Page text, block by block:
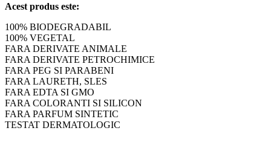
Acest produs este:
100% BIODEGRADABIL
100% VEGETAL
FARA DERIVATE ANIMALE
FARA DERIVATE PETROCHIMICE
FARA PEG SI PARABENI
FARA LAURETH, SLES
FARA EDTA SI GMO
FARA COLORANTI SI SILICON
FARA PARFUM SINTETIC
TESTAT DERMATOLOGIC